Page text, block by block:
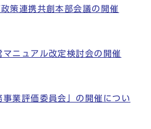
策連携共創本部会議の開催
ニュアル改定検討会の開催
業評価委員会」の開催につい